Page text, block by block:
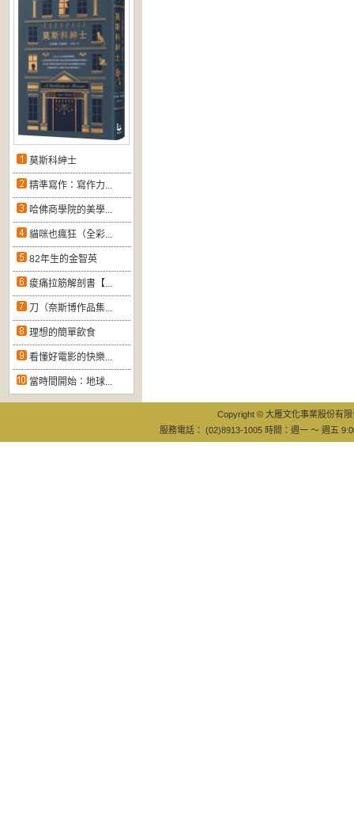
莫斯科紳士
精準寫作：寫作力...
哈佛商學院的美學...
貓咪也瘋狂（全彩...
82年生的金智英
痠痛拉筋解剖書【...
刀（奈斯博作品集...
理想的簡單飲食
看懂好電影的快樂...
當時間開始：地球...
Copyright © 大雁文化事業股份有
服務電話： (02)8913-1005 時間：週一 ～ 週五